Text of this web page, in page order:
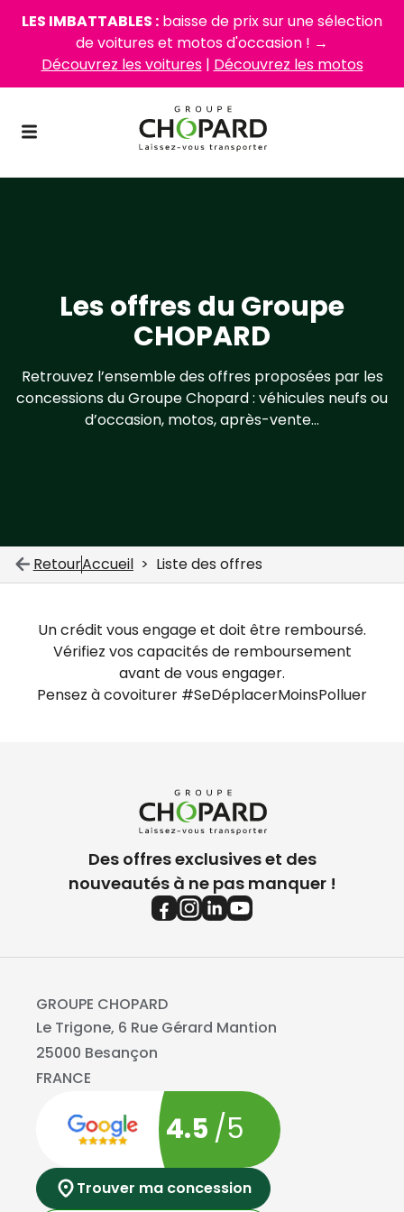
LES IMBATTABLES : baisse de prix sur une sélection
de voitures et motos d'occasion ! →
Découvrez les voitures| Découvrez les motos
Les offres du Groupe
CHOPARD
Retrouvez l’ensemble des offres proposées par les
concessions du Groupe Chopard : véhicules neufs ou
d’occasion, motos, après-vente…
RetourAccueil Liste des offres
Un crédit vous engage et doit être remboursé.
Vérifiez vos capacités de remboursement
avant de vous engager.
Pensez à covoiturer #SeDéplacerMoinsPolluer
Des offres exclusives et des
nouveautés à ne pas manquer !
GROUPE CHOPARD
Le Trigone, 6 Rue Gérard Mantion
25000 Besançon
FRANCE
4.5 /5
Trouver ma concession